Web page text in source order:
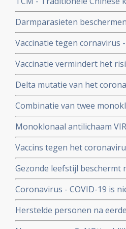
Corona virus, zeggen
Darmparasieten
hun immuunsysteem
Vaccinatie tegen cornavirus
immuunziektes en mensen
Vaccinatie vermindert het
immuniteit van een eerdere
keer. Dit toont groot
Delta mutatie van het
vs 4 procent) op ernstige
Combinatie van twee
COV) kan ernstig zieke
behoeden voor overlijden
Monoklonaal antilichaam
overlijden bij patienten met
vergelijking met placebo
Vaccins tegen het
kankerpatienten
Gezonde leefstijl
- Covid-19. Blijkt uit groot
Coronavirus - COVID-19 is
volwassenen van
Herstelde personen na
waren niet besmettelijk